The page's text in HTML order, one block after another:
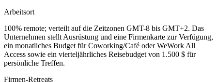
Arbeitsort
100% remote; verteilt auf die Zeitzonen GMT-8 bis GMT+2. Das
Unternehmen stellt Ausrüstung und eine Firmenkarte zur Verfügung,
ein monatliches Budget für Coworking/Café oder WeWork All
Access sowie ein vierteljährliches Reisebudget von 1.500 $ für
persönliche Treffen.
Firmen-Retreats